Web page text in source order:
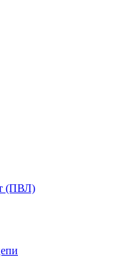
(ПВЛ)